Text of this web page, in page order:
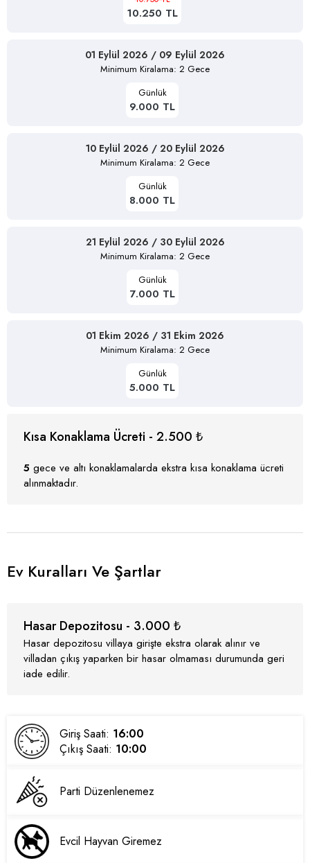
10.250 TL
01 Eylül 2026 / 09 Eylül 2026
Minimum Kiralama: 2 Gece
Günlük
9.000 TL
10 Eylül 2026 / 20 Eylül 2026
Minimum Kiralama: 2 Gece
Günlük
8.000 TL
21 Eylül 2026 / 30 Eylül 2026
Minimum Kiralama: 2 Gece
Günlük
7.000 TL
01 Ekim 2026 / 31 Ekim 2026
Minimum Kiralama: 2 Gece
Günlük
5.000 TL
Kısa Konaklama Ücreti - 2.500 ₺
5 gece ve altı konaklamalarda ekstra kısa konaklama ücreti
alınmaktadır.
Ev Kuralları Ve Şartlar
Hasar Depozitosu - 3.000 ₺
Hasar depozitosu villaya girişte ekstra olarak alınır ve
villadan çıkış yaparken bir hasar olmaması durumunda geri
iade edilir.
Giriş Saati: 16:00
Çıkış Saati: 10:00
Parti Düzenlenemez
Evcil Hayvan Giremez